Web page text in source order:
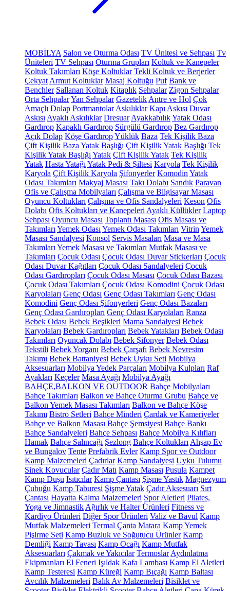
MOBİLYA Salon ve Oturma Odası TV Ünitesi ve Sehpası Tv
Üniteleri TV Sehpası Oturma Grupları Koltuk ve Kanepeler
Koltuk Takımları Köşe Koltuklar Tekli Koltuk ve Berjerler
Çekyat Armut Koltuklar Masaj Koltuğu Puf Bank ve
Benchler Sallanan Koltuk Kitaplık Sehpalar Zigon Sehpalar
Orta SehpalarYan Sehpalar Gazetelik Antre ve Hol Çok
Amaçlı Dolap Portmantolar Askılıklar Kapı Askısı Duvar
Askısı Ayaklı Askılıklar Dresuar AyakkabılıkYatak Odası
Gardırop Kapaklı Gardırop Sürgülü Gardırop Bez Gardırop
Açık Dolap Köşe GardıropYüklük Baza Tek Kişilik Baza
Çift Kişilik Baza Yatak Başlığı Çift Kişilik Yatak Başlığı Tek
Kişilik Yatak Başlığı Yatak Çift Kişilik Yatak Tek Kişilik
Yatak Hasta Yatağı Yatak Pedi & Şiltesi Karyola Tek Kişilik
Karyola Çift Kişilik Karyola Şifonyerler Komodin Yatak
Odası Takımları Makyaj Masası Takı Dolabı Sandık Paravan
Ofis ve Çalışma Mobilyaları Çalışma ve Bilgisayar Masası
Oyuncu Koltukları Çalışma ve Ofis Sandalyeleri Keson Ofis
Dolabı Ofis Koltukları ve Kanepeleri Ayaklı Küllükler Laptop
Sehpası Oyuncu Masası Toplantı Masası Ofis Masası ve
Takımları Yemek Odası Yemek Odası Takımları Vitrin Yemek
Masası Sandalyesi Konsol Servis Masaları Masa ve Masa
Takımları Yemek Masası ve Takımları Mutfak Masası ve
Takımları Çocuk Odası Çocuk Odası Duvar Stickerları Çocuk
Odası Duvar Kağıtları Çocuk Odası Sandalyeleri Çocuk
Odası Gardıropları Çocuk Odası Masası Çocuk Odası Bazası
Çocuk Odası Takımları Çocuk Odası Komodini Çocuk Odası
Karyolaları Genç Odası Genç Odası Takımları Genç Odası
Komodini Genç Odası Şifonyerleri Genç Odası Bazaları
Genç Odası Gardıropları Genç Odası Karyolaları Ranza
Bebek Odası Bebek Beşikleri Mama Sandalyesi Bebek
Karyolaları Bebek Gardıropları Bebek Yatakları Bebek Odası
Takımları Oyuncak Dolabı Bebek Şifonyer Bebek Odası
Tekstili Bebek Yorganı Bebek Çarşafı Bebek Nevresim
Takımı Bebek Battaniyesi Bebek Uyku Seti Mobilya
Aksesuarları Mobilya Yedek Parçaları Mobilya Kulpları Raf
Ayakları Keçeler Masa Ayağı Mobilya Ayağı
BAHÇE,BALKON VE OUTDOOR Bahçe Mobilyaları
Bahçe Takımları Balkon ve Bahçe Oturma Grubu Bahçe ve
Balkon Yemek Masası Takımları Balkon ve Bahçe Köşe
Takımı Bistro Setleri Bahçe Minderi Çardak ve Kameriyeler
Bahçe ve Balkon Masası Bahçe Şemsiyesi Bahçe Bankı
Bahçe Sandalyeleri Bahçe Sehpası Bahçe Mobilya Kılıfları
Hamak Bahçe Salıncağı Şezlong Bahçe Koltukları Ahşap Ev
ve Bungalov Tente Prefabrik Evler Kamp Spor ve Outdoor
Kamp Malzemeleri Çadırlar Kamp Sandalyesi Uyku Tulumu
Sinek Kovucular Çadır Matı Kamp Masası Pusula Kampet
Kamp Duşu Isıtıcılar Kamp Çantası Şişme Yastık Magnezyum
Çubuğu Kamp Taburesi Şişme Yatak Çadır Aksesuarı Sırt
Çantası Hayatta Kalma Malzemeleri Spor Aletleri Pilates,
Yoga ve Jimnastik Ağırlık ve Halter Ürünleri Fitness ve
Kardiyo Ürünleri Diğer Spor Ürünleri Valiz ve Bavul Kamp
Mutfak Malzemeleri Termal Çanta Matara Kamp Yemek
Pişirme Seti Kamp Buzluk ve Soğutucu Ürünler Kamp
Demliği Kamp Tavası Kamp Ocağı Kamp Mutfak
Aksesuarları Çakmak ve Yakıcılar Termoslar Aydınlatma
Ekipmanları El Feneri Işıldak Kafa Lambası Kamp El Aletleri
Kamp Testeresi Kamp Küreği Kamp Bıçağı Kamp Baltası
Avcılık Malzemeleri Balık Av Malzemeleri Bisiklet ve